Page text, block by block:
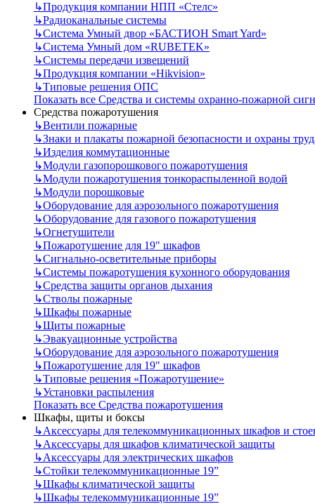
↳Продукция компании НПП «Стелс»
↳Радиоканальные системы
↳Система Умный двор «БАСТИОН Smart Yard»
↳Система Умный дом «RUBETEK»
↳Системы передачи извещений
↳Продукция компании «Hikvision»
↳Типовые решения ОПС
Показать все Средства и системы охранно-пожарной
Средства пожаротушения
↳Вентили пожарные
↳Знаки и плакаты пожарной безопасности и охраны
↳Изделия коммутационные
↳Модули газопорошкового пожаротушения
↳Модули пожаротушения тонкораспыленной водой
↳Модули порошковые
↳Оборудование для аэрозольного пожаротушения
↳Оборудование для газового пожаротушения
↳Огнетушители
↳Пожаротушение для 19" шкафов
↳Сигнально-осветительные приборы
↳Системы пожаротушения кухонного оборудования
↳Средства защиты органов дыхания
↳Стволы пожарные
↳Шкафы пожарные
↳Щиты пожарные
↳Эвакуационные устройства
↳Оборудование для аэрозольного пожаротушения
↳Пожаротушение для 19" шкафов
↳Типовые решения «Пожаротушение»
↳Установки распыления
Показать все Средства пожаротушения
Шкафы, щиты и боксы
↳Аксессуары для телекоммуникационных шкафов и
↳Аксессуары для шкафов климатической защиты
↳Аксессуары для электрических шкафов
↳Стойки телекоммуникационные 19”
↳Шкафы климатической защиты
↳Шкафы телекоммуникационные 19”